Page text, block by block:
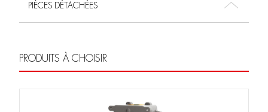
PIÈCES DÉTACHÉES
PRODUITS À CHOISIR